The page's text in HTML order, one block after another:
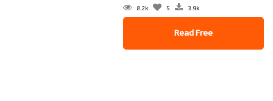
8.2k 5 3.9k
Read Free